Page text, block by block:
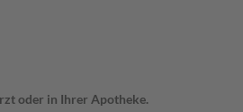
oder in Ihrer Apotheke.